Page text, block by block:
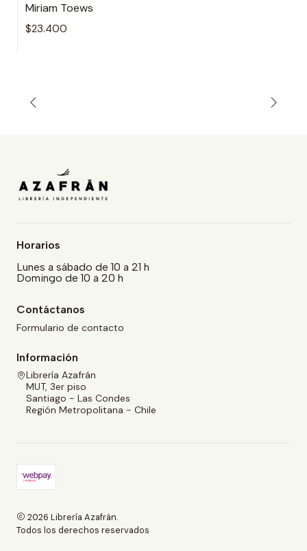
Miriam Toews
$23.400
Horarios
Lunes a sábado de 10 a 21 h
Domingo de 10 a 20 h
Contáctanos
Formulario de contacto
Información
Librería Azafrán
MUT, 3er piso
Santiago - Las Condes
Región Metropolitana - Chile
2026 Librería Azafrán.
Todos los derechos reservados